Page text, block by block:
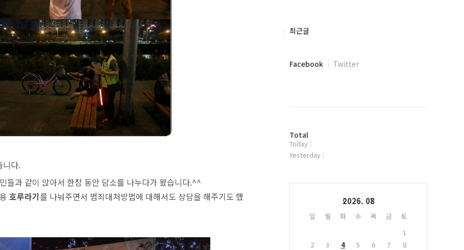
니다.
들과 같이 앉아서 한참 동안 담소를 나누다가 왔습니다.^^
호루라기를 나눠주면서 범죄대처방법에 대해서도 상담을 해주기도 했
최
최근글
페
플
러
그
Facebook Twitter
방
문
자
Total
Today :
Yesterday :
2026. 08
일 월 화 수 목 금
토
1
2
3 4 5 6 7
8